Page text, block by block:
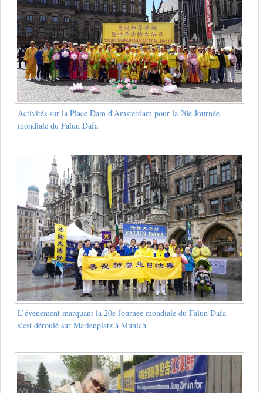
Activités sur la Place Dam d'Amsterdam pour la 20e Journée
mondiale du Falun Dafa
L’événement marquant la 20e Journée mondiale du Falun Dafa
s’est déroulé sur Marienplatz à Munich